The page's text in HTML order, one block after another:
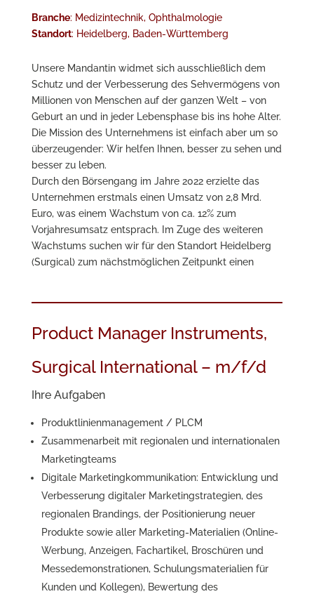
Branche: Medizintechnik, Ophthalmologie
Standort: Heidelberg, Baden-Württemberg
Unsere Mandantin widmet sich ausschließlich dem
Schutz und der Verbesserung des Sehvermögens von
Millionen von Menschen auf der ganzen Welt – von
Geburt an und in jeder Lebensphase bis ins hohe Alter.
Die Mission des Unternehmens ist einfach aber um so
überzeugender: Wir helfen Ihnen, besser zu sehen und
besser zu leben.
Durch den Börsengang im Jahre 2022 erzielte das
Unternehmen erstmals einen Umsatz von 2,8 Mrd.
Euro, was einem Wachstum von ca. 12% zum
Vorjahresumsatz entsprach. Im Zuge des weiteren
Wachstums suchen wir für den Standort Heidelberg
(Surgical) zum nächstmöglichen Zeitpunkt einen
Product Manager Instruments,
Surgical International – m/f/d
Ihre Aufgaben
Produktlinienmanagement / PLCM
Zusammenarbeit mit regionalen und internationalen
Marketingteams
Digitale Marketingkommunikation: Entwicklung und
Verbesserung digitaler Marketingstrategien, des
regionalen Brandings, der Positionierung neuer
Produkte sowie aller Marketing-Materialien (Online-
Werbung, Anzeigen, Fachartikel, Broschüren und
Messedemonstrationen, Schulungsmaterialien für
Kunden und Kollegen), Bewertung des